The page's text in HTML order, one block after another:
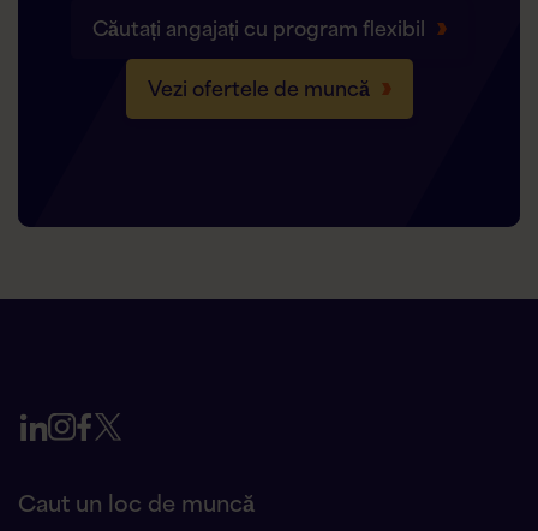
Căutați angajați cu program flexibil
Vezi ofertele de muncă
Caut un loc de muncă